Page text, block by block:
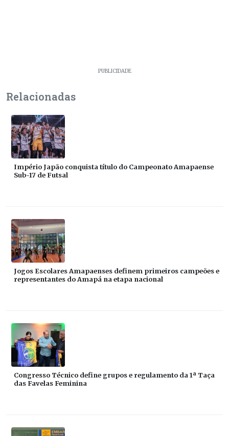
PUBLICIDADE
Relacionadas
Império Japão conquista título do Campeonato Amapaense
Sub-17 de Futsal
Jogos Escolares Amapaenses definem primeiros campeões e
representantes do Amapá na etapa nacional
Congresso Técnico define grupos e regulamento da 1ª Taça
das Favelas Feminina